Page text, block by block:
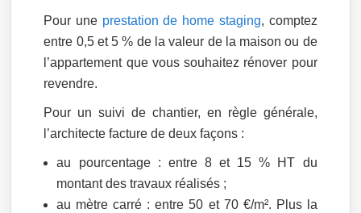
Pour une prestation de home staging, comptez
entre 0,5 et 5 % de la valeur de la maison ou de
l’appartement que vous souhaitez rénover pour
revendre.
Pour un suivi de chantier, en règle générale,
l’architecte facture de deux façons :
au pourcentage : entre 8 et 15 % HT du
montant des travaux réalisés ;
au mètre carré : entre 50 et 70 €/m². Plus la